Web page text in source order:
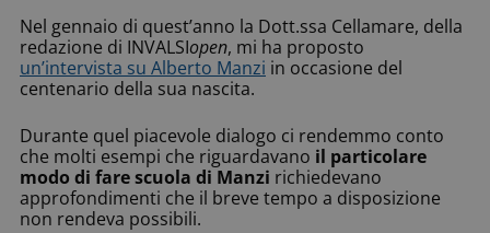
Nel gennaio di quest’anno la Dott.ssa Cellamare, della
redazione di INVALSIopen, mi ha proposto
un’intervista su Alberto Manzi in occasione del
centenario della sua nascita.
Durante quel piacevole dialogo ci rendemmo conto
che molti esempi che riguardavano il particolare
modo di fare scuola di Manzi richiedevano
approfondimenti che il breve tempo a disposizione
non rendeva possibili.